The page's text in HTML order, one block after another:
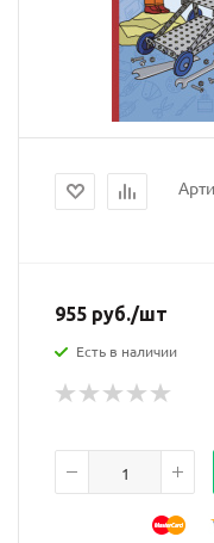
955 руб./шт
Есть в наличии